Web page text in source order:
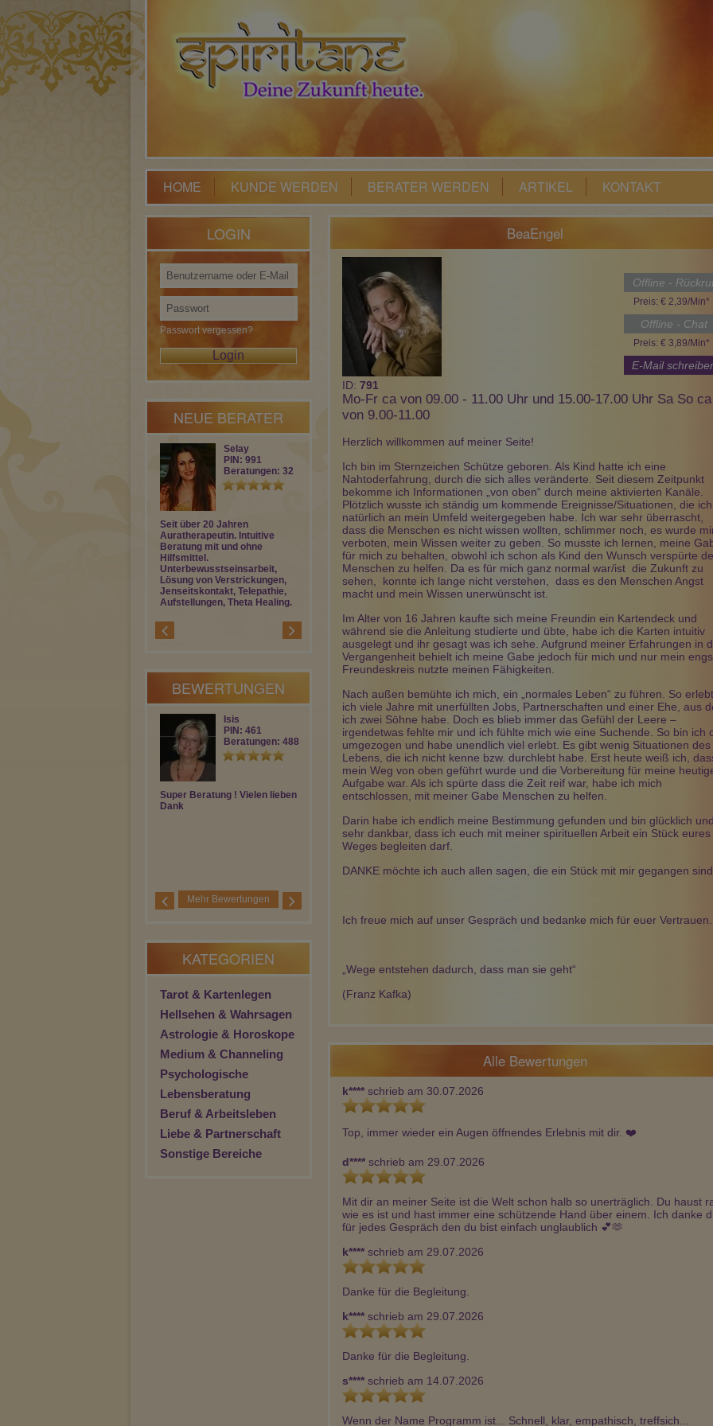
HOME KUNDE WERDEN BERATER WERDEN ARTIKEL KONTAKT
LOGIN
Passwort vergessen?
NEUE BERATER
Selay
PIN: 991
Beratungen: 32
Seit über 20 Jahren
Auratherapeutin. Intuitive
Beratung mit und ohne
Hilfsmittel.
Unterbewusstseinsarbeit,
Lösung von Verstrickungen,
Jenseitskontakt, Telepathie,
Aufstellungen, Theta Healing.
Marietta
PIN: 880
Beratungen: 148
Als ausgebildete Astrologin
und Kartenlegerin unterstütze
ich Dich einfühlsam und
konkret in allen
Lebensbereichen! Auch
Fragen zu deinem Tier
beantworte ich gerne!
Andana
PIN: 193
Beratungen: 22
Hellfühlende und sehende
Schamanin seit 17 Jahren. Ich
arbeite ohne Hilfsmittel. Das
Lösen von schwarzer Magie,
Flüchen etc. gehört zu meinem
Spezialgebiet. Energetische
Reinigung und Aufladung.
PIN: 410
Beratungen: 0
Mit meinen Lenoarmand-
Karten begleite ich dich
liebevoll und ehrlich auf
deinem Weg. Ob
Herzensfragen, Partnerschaft,
Beruf, Finanzen oder neue
BEWERTUNGEN
Isis
PIN: 461
Beratungen: 4881
Super Beratung ! Vielen lieben
Dank
Chiara de Belmo…
PIN: 011
Beratungen: 130
Danke für das Zufallgespräch.
Soreia
PIN: 380
Beratungen: 4537
Danke von ganzen Herzen
Etu
PIN: 291
Beratungen:
Du bist ein Goldschatz - immer
Mehr Bewertungen
KATEGORIEN
Tarot & Kartenlegen
Hellsehen & Wahrsagen
Astrologie & Horoskope
Medium & Channeling
Psychologische
Lebensberatung
Beruf & Arbeitsleben
Liebe & Partnerschaft
Sonstige Bereiche
BeaEngel
Offline -
Preis: € 2,39/Min*
Offline - Chat
Preis: € 3,89/Min*
E-Mail
ID: 791
Mo-Fr ca von 09.00 - 11.00 Uhr und 15.00-17.00 Uhr Sa So ca
von 9.00-11.00
Herzlich willkommen auf meiner Seite!
Ich bin im Sternzeichen Schütze geboren. Als Kind hatte ich eine
Nahtoderfahrung, durch die sich alles veränderte. Seit diesem Zeitpunkt
bekomme ich Informationen „von oben“ durch meine aktivierten Kanäle.
Plötzlich wusste ich ständig um kommende Ereignisse/Situationen, die ich
natürlich an mein Umfeld weitergegeben habe. Ich war sehr überrascht,
dass die Menschen es nicht wissen wollten, schlimmer noch, es wurde
verboten, mein Wissen weiter zu geben. So musste ich lernen, meine
für mich zu behalten, obwohl ich schon als Kind den Wunsch verspürte
Menschen zu helfen. Da es für mich ganz normal war/ist die Zukunft zu
sehen, konnte ich lange nicht verstehen, dass es den Menschen Angst
macht und mein Wissen unerwünscht ist.
Im Alter von 16 Jahren kaufte sich meine Freundin ein Kartendeck und
während sie die Anleitung studierte und übte, habe ich die Karten intuitiv
ausgelegt und ihr gesagt was ich sehe. Aufgrund meiner Erfahrungen in
Vergangenheit behielt ich meine Gabe jedoch für mich und nur mein
Freundeskreis nutzte meinen Fähigkeiten.
Nach außen bemühte ich mich, ein „normales Leben“ zu führen. So
ich viele Jahre mit unerfüllten Jobs, Partnerschaften und einer Ehe, aus
ich zwei Söhne habe. Doch es blieb immer das Gefühl der Leere –
irgendetwas fehlte mir und ich fühlte mich wie eine Suchende. So bin ich
umgezogen und habe unendlich viel erlebt. Es gibt wenig Situationen des
Lebens, die ich nicht kenne bzw. durchlebt habe. Erst heute weiß ich,
mein Weg von oben geführt wurde und die Vorbereitung für meine
Aufgabe war. Als ich spürte dass die Zeit reif war, habe ich mich
entschlossen, mit meiner Gabe Menschen zu helfen.
Darin habe ich endlich meine Bestimmung gefunden und bin glücklich und
sehr dankbar, dass ich euch mit meiner spirituellen Arbeit ein Stück eures
Weges begleiten darf.
DANKE möchte ich auch allen sagen, die ein Stück mit mir gegangen sind.
Ich freue mich auf unser Gespräch und bedanke mich für euer Vertrauen.
„Wege entstehen dadurch, dass man sie geht“
(Franz Kafka)
Alle Bewertungen
k**** schrieb am 30.07.2026
Top, immer wieder ein Augen öffnendes Erlebnis mit dir. ❤️
d**** schrieb am 29.07.2026
Mit dir an meiner Seite ist die Welt schon halb so unerträglich. Du haust
wie es ist und hast immer eine schützende Hand über einem. Ich danke
für jedes Gespräch den du bist einfach unglaublich 💕🫶
k**** schrieb am 29.07.2026
Danke für die Begleitung.
k**** schrieb am 29.07.2026
Danke für die Begleitung.
s**** schrieb am 14.07.2026
Wenn der Name Programm ist... Schnell, klar, empathisch, treffsich...